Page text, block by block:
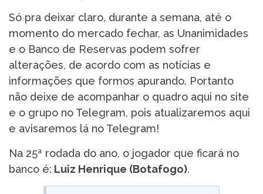
Só pra deixar claro, durante a semana, até o
momento do mercado fechar, as Unanimidades
e o Banco de Reservas podem sofrer
alterações, de acordo com as notícias e
informações que formos apurando. Portanto
não deixe de acompanhar o quadro aqui no site
e o grupo no Telegram, pois atualizaremos aqui
e avisaremos lá no Telegram!
Na 25ª rodada do ano, o jogador que ficará no
banco é: Luiz Henrique (Botafogo).